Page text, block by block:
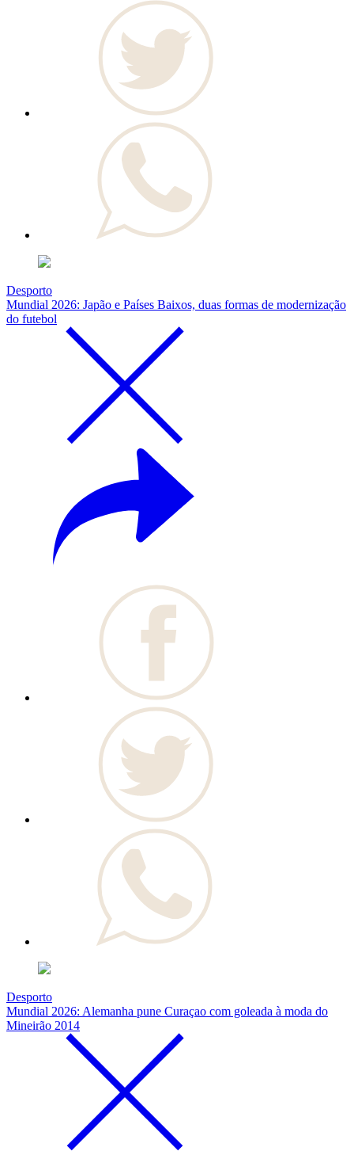
Desporto
Mundial 2026: Japão e Países Baixos, duas formas de modernização
do futebol
Desporto
Mundial 2026: Alemanha pune Curaçao com goleada à moda do
Mineirão 2014